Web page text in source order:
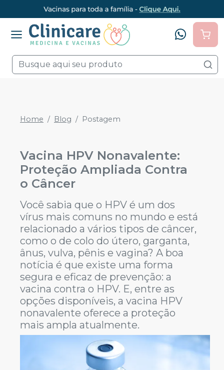
Home Blog Postagem
Vacina HPV Nonavalente:
Proteção Ampliada Contra
o Câncer
Você sabia que o HPV é um dos
vírus mais comuns no mundo e está
relacionado a vários tipos de câncer,
como o de colo do útero, garganta,
ânus, vulva, pênis e vagina? A boa
notícia é que existe uma forma
segura e eficaz de prevenção: a
vacina contra o HPV. E, entre as
opções disponíveis, a vacina HPV
nonavalente oferece a proteção
mais ampla atualmente.